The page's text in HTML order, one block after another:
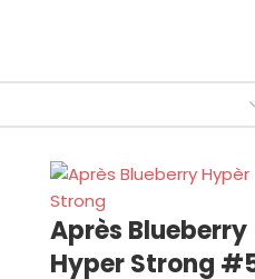
Après Blueberry
Hyper Strong